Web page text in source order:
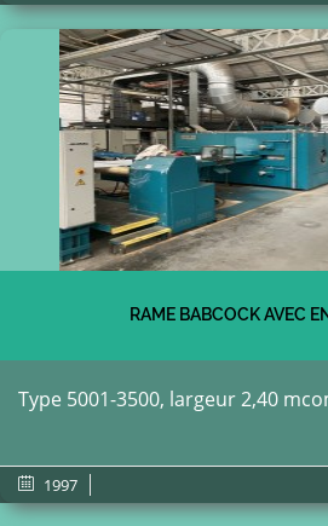
RAME BABCOCK AVEC
Type 5001-3500, largeur 2,40
1997